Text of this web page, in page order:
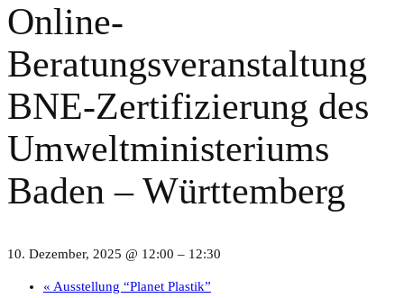
Online-
Beratungsveranstaltung
BNE-Zertifizierung des
Umweltministeriums
Baden – Württemberg
10. Dezember, 2025 @ 12:00 – 12:30
« Ausstellung “Planet Plastik”